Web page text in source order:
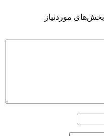
بخش‌های موردنیاز